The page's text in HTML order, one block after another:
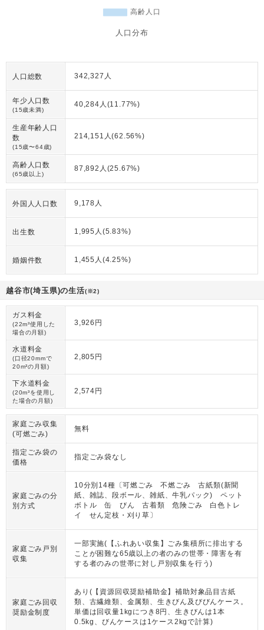
人口分布
人口総数 342,327人
年少人口数
(15歳未満)
40,284人(11.77%)
生産年齢人口
数
(15歳〜64歳)
214,151人(62.56%)
高齢人口数
(65歳以上)
87,892人(25.67%)
外国人人口数 9,178人
出生数 1,995人(5.83%)
婚姻件数 1,455人(4.25%)
越谷市(埼玉県)の生活(※2)
ガス料金
(22m³使用した
場合の月額)
3,926円
水道料金
(口径20mmで
20m³の月額)
2,805円
下水道料金
(20m³を使用し
た場合の月額)
2,574円
家庭ごみ収集
(可燃ごみ)
無料
指定ごみ袋の
価格
指定ごみ袋なし
家庭ごみの分
別方式
10分別14種〔可燃ごみ 不燃ごみ 古紙類(新聞
紙、雑誌、段ボール、雑紙、牛乳パック) ペット
ボトル 缶 びん 古着類 危険ごみ 白色トレ
イ せん定枝・刈り草〕
家庭ごみ戸別
収集
一部実施(【ふれあい収集】ごみ集積所に排出する
ことが困難な65歳以上の者のみの世帯・障害を有
する者のみの世帯に対し戸別収集を行う)
家庭ごみ回収
奨励金制度
あり(【資源回収奨励補助金】補助対象品目古紙
類、古繊維類、金属類、生きびん及びびんケース。
単価は回収量1kgにつき8円、生きびんは1本
0.5kg、びんケースは1ケース2kgで計算)